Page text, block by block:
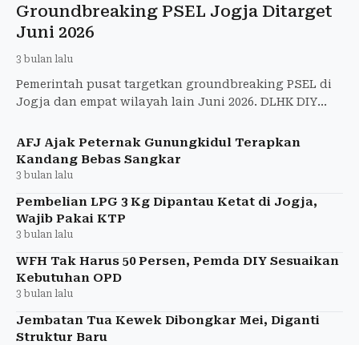
Groundbreaking PSEL Jogja Ditarget
Juni 2026
3 bulan lalu
Pemerintah pusat targetkan groundbreaking PSEL di
Jogja dan empat wilayah lain Juni 2026. DLHK DIY
untuk atasi
AFJ Ajak Peternak Gunungkidul Terapkan
Kandang Bebas Sangkar
3 bulan lalu
Pembelian LPG 3 Kg Dipantau Ketat di Jogja,
Wajib Pakai KTP
3 bulan lalu
WFH Tak Harus 50 Persen, Pemda DIY Sesuaikan
Kebutuhan OPD
3 bulan lalu
Jembatan Tua Kewek Dibongkar Mei, Diganti
Struktur Baru